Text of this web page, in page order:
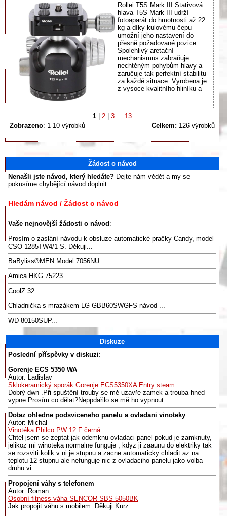
Rollei T5S Mark III Stativová
hlava T5S Mark III udrží
fotoaparát do hmotnosti až 22
kg a díky kulovému čepu
umožní jeho nastavení do
přesně požadované pozice.
Spolehlivý aretační
mechanismus zabraňuje
nechtěným pohybům hlavy a
zaručuje tak perfektní stabilitu
za každé situace. Vyrobena je
z vysoce kvalitního hliníku a
1 | 2 | 3
13
Zobrazeno: 1-10 výrobků Celkem: 126 výrobků
Žádost o návod
Nenašli jste návod, který hledáte? Dejte nám vědět a my se
pokusíme chybějící návod doplnit:
Hledám návod / Žádost o návod
Vaše nejnovější žádosti o návod :
Prosím o zaslání návodu k obsluze automatické pračky Candy, model
CSO 1285TW4/1-S. Děkuji...
BaByliss®️MEN Model 7056NU...
Amica HKG 75223...
CoolZ 32...
Chladnička s mrazákem LG GBB60SWGFS návod ...
WD-80150SUP...
Diskuze
Poslední příspěvky v diskuzi:
Gorenje ECS 5350 WA
Autor: Ladislav
Sklokeramický sporák Gorenje ECS5350XA Entry steam
Dobrý dwn .Při spuštění trouby se mě uzavře zamek a trouba hned
vypne.Prosím co dělat?Neppdařilo se mě ho vypnout...
Dotaz ohledne podsviceneho panelu a ovladani vinoteky
Autor: Michal
Vinotéka Philco PW 12 F černá
Chtel jsem se zeptat jak odemknu ovladaci panel pokud je zamknuty,
jelikoz mi winoteka normalne funguje , kdyz ji zaaunu do elektriky tak
se rozsviti kolik v ni je stupnu a zacne automaticky chladit az na
teplotu 12 stupnu ale nefunguje nic z ovladaciho panelu jako volba
druhu vi...
Propojení váhy s telefonem
Autor: Roman
Osobní fitness váha SENCOR SBS 5050BK
Jak propojit váhu s mobilem. Děkuji Kurz ...